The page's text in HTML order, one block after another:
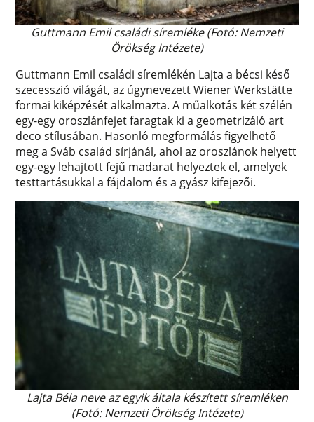
Guttmann Emil családi síremléke (Fotó: Nemzeti
Örökség Intézete)
Guttmann Emil családi síremlékén Lajta a bécsi késő
szecesszió világát, az úgynevezett Wiener Werkstätte
formai kiképzését alkalmazta. A műalkotás két szélén
egy-egy oroszlánfejet faragtak ki a geometrizáló art
deco stílusában. Hasonló megformálás figyelhető
meg a Sváb család sírjánál, ahol az oroszlánok helyett
egy-egy lehajtott fejű madarat helyeztek el, amelyek
testtartásukkal a fájdalom és a gyász kifejezői.
Lajta Béla neve az egyik általa készített síremléken
(Fotó: Nemzeti Örökség Intézete)